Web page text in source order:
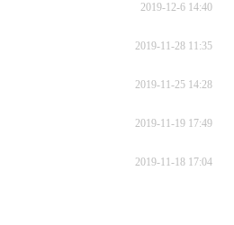
2019-12-6 14:40
2019-11-28 11:35
2019-11-25 14:28
2019-11-19 17:49
2019-11-18 17:04